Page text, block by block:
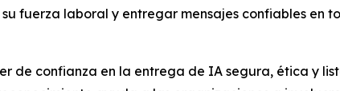
fuerza laboral y entregar mensajes confiables en
de confianza en la entrega de IA segura, ética y